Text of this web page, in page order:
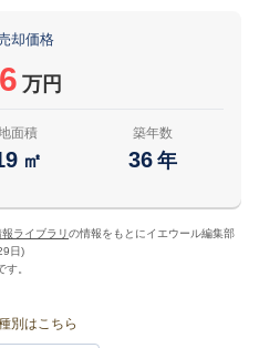
却価格
万円
面積
㎡
築年数
36 年
ライブラリの情報をもとにイエウール編集部
日)
。
別はこちら